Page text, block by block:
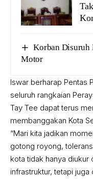
Korban Disuruh
Motor
Iswar berharap Pentas
seluruh rangkaian
Tay Tee dapat terus
membanggakan Kota
“Mari kita jadikan
gotong royong,
kota tidak hanya diukur
infrastruktur, tetapi